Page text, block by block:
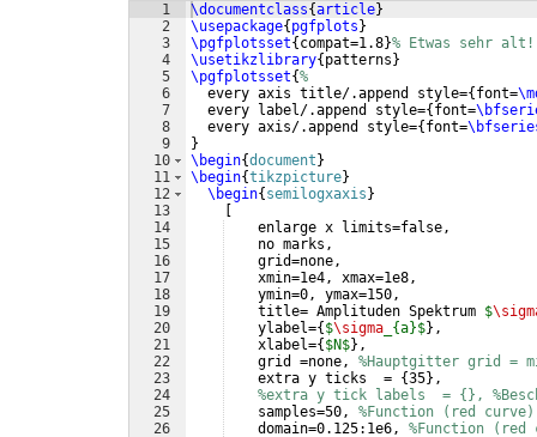
1
2
3
4
5
6
7
8
9
10
11
12
13
14
15
16
17
18
19
20
21
22
23
24
25
26
\documentclass{article}
\usepackage{ pgfplots }
\pgfplotsset{ compat=1.8}% Etwas sehr
\usetikzlibrary{ patterns }
\pgfplotsset{%
  every axis title/.append style=
{ font=
  every label/.append style=
{ font=
  every axis/.append style=
{ font=
}
\begin{document }
\begin{tikzpicture}
\begin{ semilogxaxis }
    enlarge x limits=false,
    no marks,
    grid=none,
    xmin=1e4, xmax=1e8,
    ymin=0, ymax=150,
    title= Amplituden Spektrum
$
    ylabel=
{ $\sigma _{a}$} ,
    xlabel=
{ $N$} ,
    grid =none,
%Hauptgitter grid =
    extra y ticks  =
{35} ,
%extra y tick labels  = {},
    samples=50,
%Function (red curve)
    domain=0.125:1e6,
%Function